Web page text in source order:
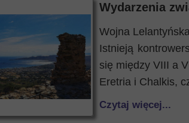
Wydarzenia
Wojna
Istnieją
się między VIII a
Eretria i Chalkis,
Czytaj więcej...